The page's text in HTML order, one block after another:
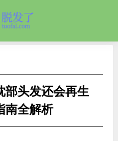
部头发还会再生
南全解析